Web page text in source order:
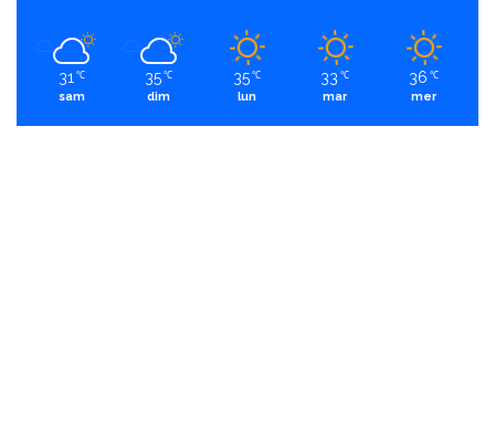
31 ℃
sam
35 ℃
dim
35 ℃
lun
33 ℃
mar
36 ℃
mer